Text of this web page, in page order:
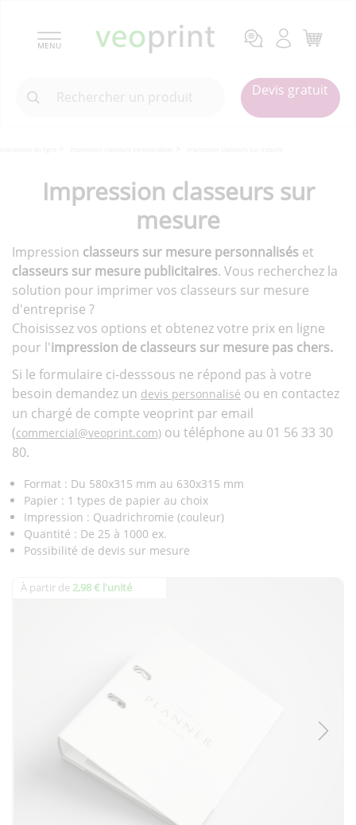
MENU
Devis gratuit
Impression classeurs sur
mesure
Impression classeurs sur mesure personnalisés et
classeurs sur mesure publicitaires. Vous recherchez la
solution pour imprimer vos classeurs sur mesure
d'entreprise ?
Choisissez vos options et obtenez votre prix en ligne
pour l'impression de classeurs sur mesure pas chers.
Si le formulaire ci-desssous ne répond pas à votre
besoin demandez un devis personnalisé ou en contactez
un chargé de compte veoprint par email
(commercial@veoprint.com) ou téléphone au 01 56 33 30
80.
Format : Du 580x315 mm au 630x315 mm
Papier : 1 types de papier au choix
Impression : Quadrichromie (couleur)
Quantité : De 25 à 1000 ex.
Possibilité de devis sur mesure
À partir de 2,98 € l'unité